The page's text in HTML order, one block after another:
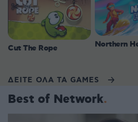
Cut The Rope Northern
ΔΕΙΤΕ ΟΛΑ ΤΑ GAMES
Best of Network